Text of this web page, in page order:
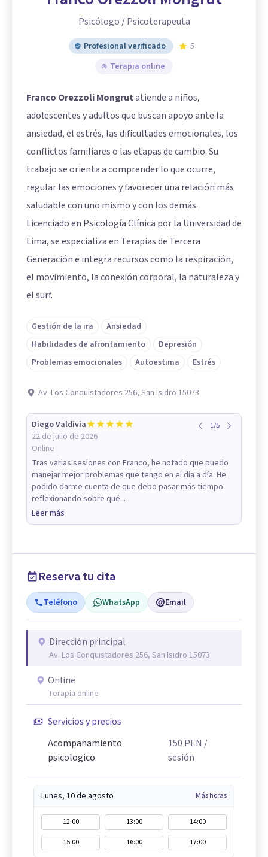
Psicólogo / Psicoterapeuta
Profesional verificado
5
Terapia online
Franco Orezzoli Mongrutatiende a niños,
adolescentes y adultos que buscan apoyo ante la
ansiedad, el estrés, las dificultades emocionales, los
conflictos familiares o las etapas de cambio. Su
trabajo se orienta a comprender lo que ocurre,
regular las emociones y favorecer una relación más
saludable con uno mismo y con los demás.
Licenciado en Psicología Clínica por la Universidad de
Lima, se especializa en Terapias de Tercera
Generación e integra recursos como la respiración,
el movimiento, la conexión corporal, la naturaleza y
el surf.
Gestión de la ira
Ansiedad
Habilidades de afrontamiento
Depresión
Problemas emocionales
Autoestima Estrés
Av. Los Conquistadores 256, San Isidro 15073
Diego Valdivia
22 de julio de 2026
Online
1/5
Tras varias sesiones con Franco, he notado que puedo
manejar mejor problemas que tengo en el día a día. He
podido darme cuenta de que debo pasar más tiempo
reflexionando sobre qué...
Leer más
Reserva tu cita
Teléfono WhatsApp Email
Dirección principal
Av. Los Conquistadores 256, San Isidro 15073
Online
Terapia online
Servicios y precios
Acompañamiento
psicologico
150 PEN /
sesión
Lunes, 10 de agosto Más horas
12:00 13:00
14:00
15:00
16:00 17:00